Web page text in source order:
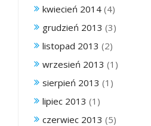
kwiecień 2014 (4)
grudzień 2013 (3)
listopad 2013 (2)
wrzesień 2013 (1)
sierpień 2013 (1)
lipiec 2013 (1)
czerwiec 2013 (5)